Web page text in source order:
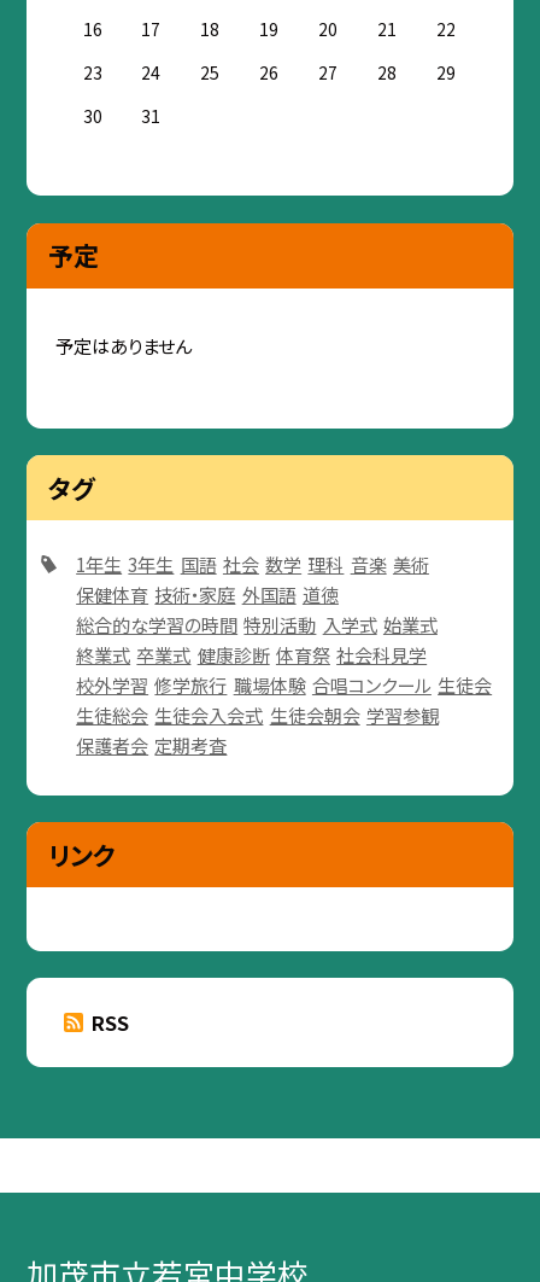
16
17 18 19 20 21
22
23
24 25 26 27 28
29
30
31
予定
予定はありません
タグ
1年生 3年生 国語 社会 数学 理科 音楽 美術
保健体育 技術・家庭 外国語 道徳
総合的な学習の時間 特別活動 入学式 始業式
終業式 卒業式 健康診断 体育祭 社会科見学
校外学習 修学旅行 職場体験 合唱コンクール 生徒会
生徒総会 生徒会入会式 生徒会朝会 学習参観
保護者会 定期考査
リンク
RSS